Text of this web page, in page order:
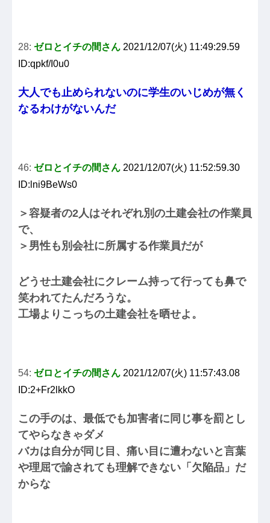
28: ゼロとイチの間さん 2021/12/07(火) 11:49:29.59
ID:qpkf/I0u0
大人でも止められないのに学生のいじめが無く
なるわけがないんだ
46: ゼロとイチの間さん 2021/12/07(火) 11:52:59.30
ID:lni9BeWs0
＞容疑者の2人はそれぞれ別の土建会社の作業員
で、
＞男性も別会社に所属する作業員だが
どうせ土建会社にクレーム持って行っても鼻で
笑われてたんだろうな。
工場よりこっちの土建会社を晒せよ。
54: ゼロとイチの間さん 2021/12/07(火) 11:57:43.08
ID:2+Fr2lkkO
この手のは、最低でも加害者に同じ事を罰とし
てやらなきゃダメ
バカは自分が同じ目、痛い目に遭わないと言葉
や理屈で諭されても理解できない「欠陥品」だ
からな